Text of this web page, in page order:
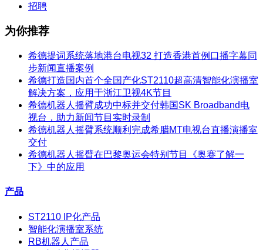
招聘
为你推荐
希德提词系统落地港台电视32 打造香港首例口播字幕同
步新闻直播案例
希德打造国内首个全国产化ST2110超高清智能化演播室
解决方案，应用于浙江卫视4K节目
希德机器人摇臂成功中标并交付韩国SK Broadband电
视台，助力新闻节目实时录制
希德机器人摇臂系统顺利完成希腊MT电视台直播演播室
交付
希德机器人摇臂在巴黎奥运会特别节目《奥赛了解一
下》中的应用
产品
ST2110 IP化产品
智能化演播室系统
RB机器人产品